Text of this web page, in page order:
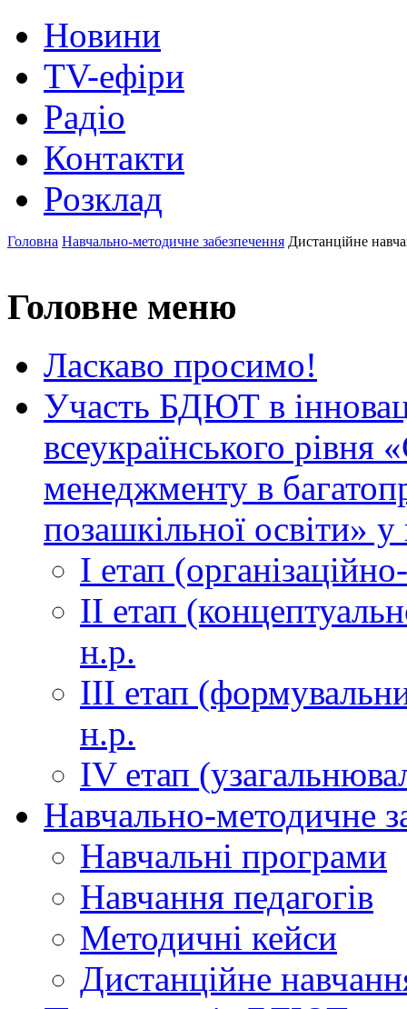
Новини
TV-ефіри
Радіо
Контакти
Розклад
Головна Навчально-методичне забезпечення Дистанційне
Головне меню
Ласкаво просимо!
Участь БДЮТ в
всеукраїнського рівня
менеджменту в
позашкільної освіти»
І етап
ІІ етап
н.р.
ІІІ етап
н.р.
ІV етап
Навчально-методичне
Навчальні програми
Навчання педагогів
Методичні кейси
Дистанційне